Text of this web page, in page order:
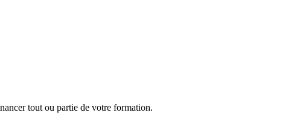
ou un projet de validation des acquis de l’expérience.
tout ou partie de votre formation.